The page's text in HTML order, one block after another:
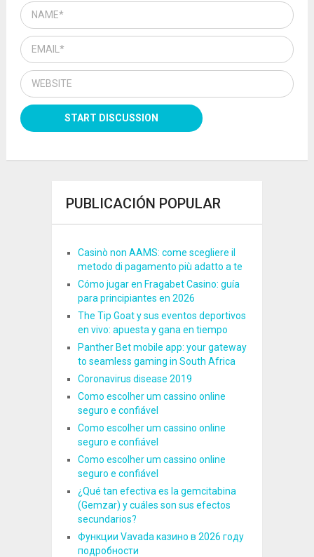
PUBLICACIÓN POPULAR
Casinò non AAMS: come scegliere il
metodo di pagamento più adatto a te
Cómo jugar en Fragabet Casino: guía
para principiantes en 2026
The Tip Goat y sus eventos deportivos
en vivo: apuesta y gana en tiempo
Panther Bet mobile app: your gateway
to seamless gaming in South Africa
Coronavirus disease 2019
Como escolher um cassino online
seguro e confiável
Como escolher um cassino online
seguro e confiável
Como escolher um cassino online
seguro e confiável
¿Qué tan efectiva es la gemcitabina
(Gemzar) y cuáles son sus efectos
secundarios?
Функции Vavada казино в 2026 году
подробности